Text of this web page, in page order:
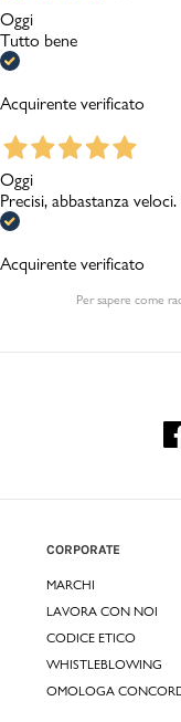
Oggi
Tutto bene
Acquirente verificato
Oggi
Precisi, abbastanza
Acquirente verificato
Per sapere come
CORPORATE
MARCHI
LAVORA CON NOI
CODICE ETICO
WHISTLEBLOWING
OMOLOGA